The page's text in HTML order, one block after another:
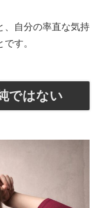
、自分の率直な気持
す。
ではない